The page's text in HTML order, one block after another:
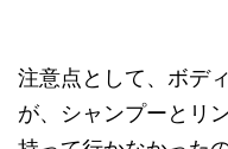
注意点として、ボデ
が、シャンプーとリ